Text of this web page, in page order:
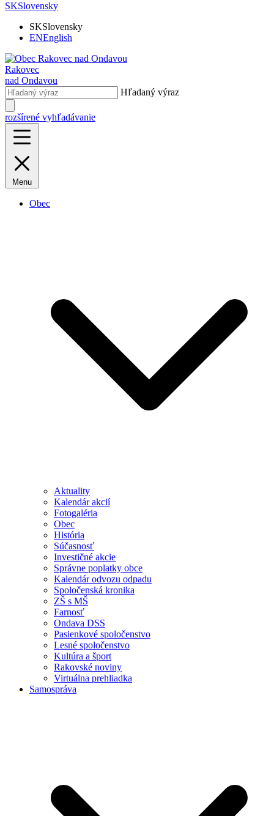
SKSlovensky
SKSlovensky
ENEnglish
Rakovec
nad Ondavou
Hľadaný výraz
rozšírené vyhľadávanie
Menu
Obec
Aktuality
Kalendár akcií
Fotogaléria
Obec
História
Súčasnosť
Investičné akcie
Správne poplatky obce
Kalendár odvozu odpadu
Spoločenská kronika
ZŠ s MŠ
Farnosť
Ondava DSS
Pasienkové spoločenstvo
Lesné spoločenstvo
Kultúra a šport
Rakovské noviny
Virtuálna prehliadka
Samospráva